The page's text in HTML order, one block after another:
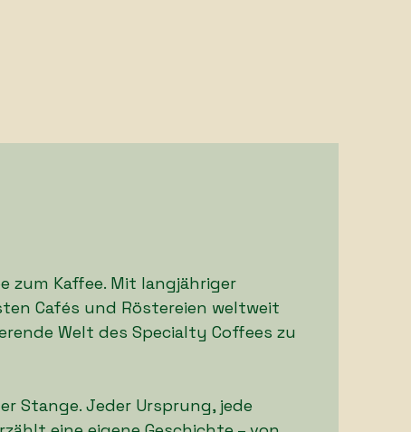
zum Kaffee. Mit langjähriger
Cafés und Röstereien weltweit
Welt des Specialty Coffees zu
Stange. Jeder Ursprung, jede